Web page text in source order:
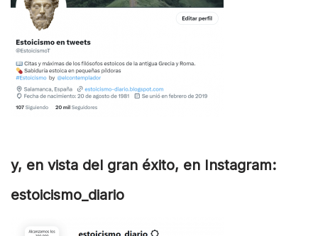
y, en vista del gran éxito, en Instagram:
estoicismo_diario